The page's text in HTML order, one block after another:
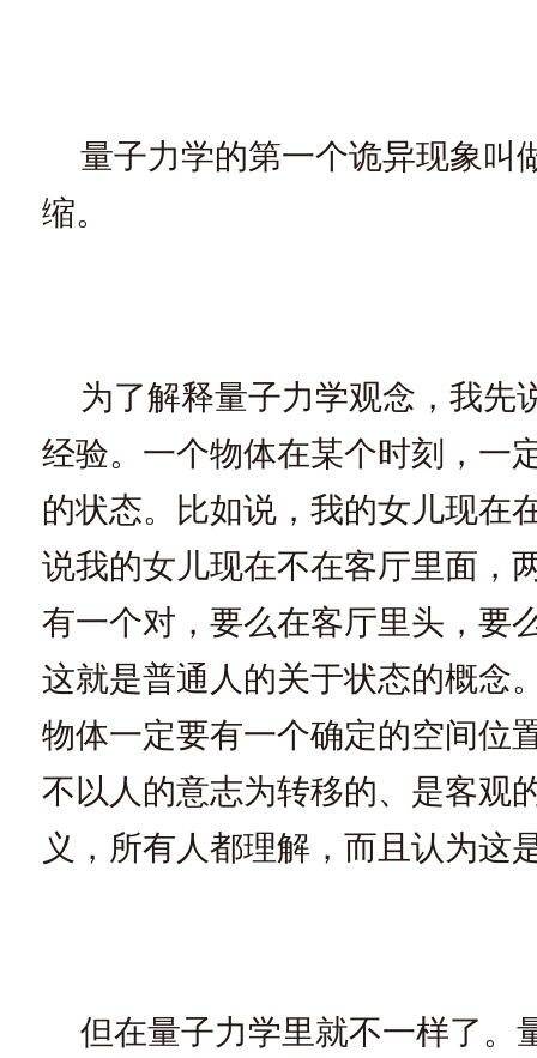
量子力学的第一个诡异现象叫
缩。
为了解释量子力学观念，我先
经验。一个物体在某个时刻，一
的状态。比如说，我的女儿现在
说我的女儿现在不在客厅里面，
有一个对，要么在客厅里头，要
这就是普通人的关于状态的概念
物体一定要有一个确定的空间位
不以人的意志为转移的、是客观
义，所有人都理解，而且认为这
但在量子力学里就不一样了。